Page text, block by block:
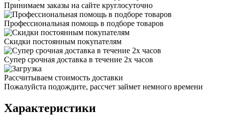
Принимаем заказы на сайте круглосуточно
Профессиональная помощь в подборе товаров
Скидки постоянным покупателям
Супер срочная доставка в течение 2х часов
Рассчитываем стоимость доставки
Пожалуйста подождите, рассчет займет немного времени
Характеристики